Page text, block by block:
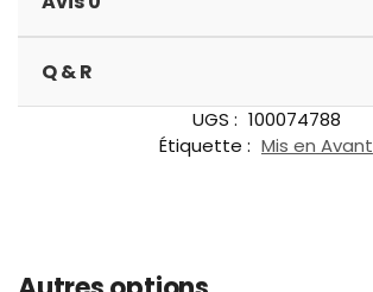
Q & R
UGS : 100074788
Étiquette : Mis en Avant